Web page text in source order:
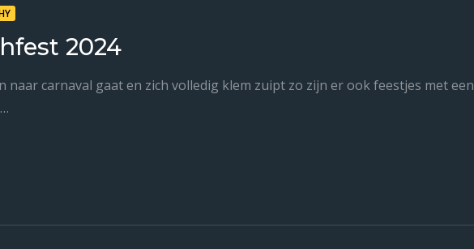
2024
naar carnaval gaat en zich volledig klem zuipt zo zijn er ook feestjes met een